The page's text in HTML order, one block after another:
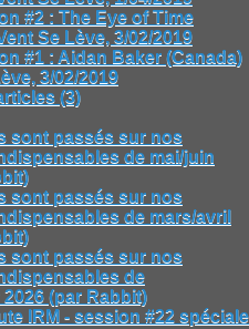
#2 : The Eye of Time
Se Lève, 3/02/2019
#1 : Aidan Baker (Canada)
3/02/2019
(3)
sont passés sur nos
de mai/juin
sont passés sur nos
de mars/avril
sont passés sur nos
de
(par Rabbit)
IRM - session #22 spéciale